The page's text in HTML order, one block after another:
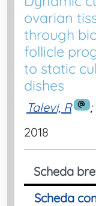
ovarian
through
follicle
to static
dishes
Talevi, R ;
2018
Scheda
Scheda